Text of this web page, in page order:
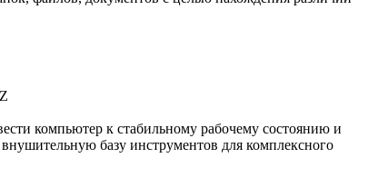
компьютер к стабильному рабочему состоянию и
базу инструментов для комплексного